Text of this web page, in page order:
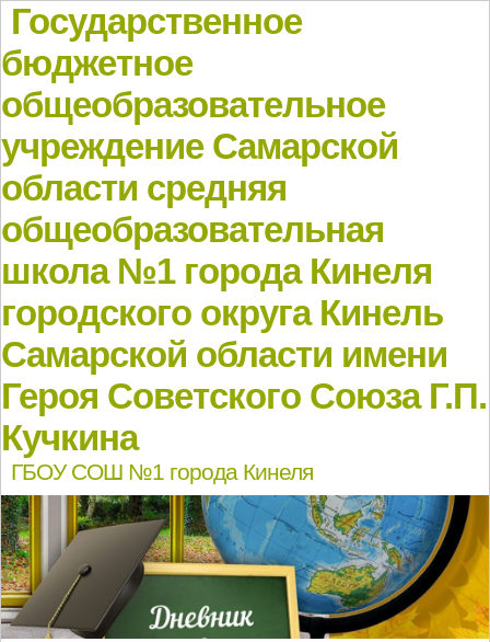
Государственное
бюджетное
общеобразовательное
учреждение Самарской
области средняя
общеобразовательная
школа №1 города Кинеля
городского округа Кинель
Самарской области имени
Героя Советского Союза Г.П.
Кучкина
ГБОУ СОШ №1 города Кинеля